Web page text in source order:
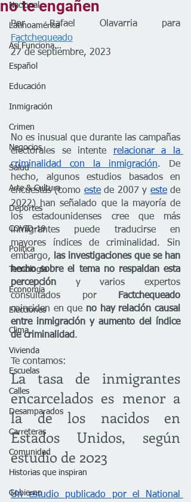
Nacional
Latinoamérica
Así Funciona...
Español
Educación
Inmigración
Crimen
Negocios
Salud
Arte & Cultura
Deportes
COVID-19
Política
Tecnología
Economía
Elecciones
Clima
Vivienda
Escuelas
Calles
Desamparados
Carreteras
Comunidad
Historias que inspiran
Gobierno
no te engañen
Factchequeado
27 de septiembre, 2023
No es inusual que durante las campañas
electorales se intente relacionar a la
criminalidad con la inmigración. De
hecho, algunos estudios basados en
encuestas (como este de 2007 y este de
2022) han señalado que la mayoría de
los estadounidenses cree que más
inmigrantes puede traducirse en
mayores índices de criminalidad. Sin
embargo,
las investigaciones que se han
hecho sobre el tema no respaldan esta
percepción y varios expertos
consultados por
Factchequeado
coinciden en que no hay relación causal
entre inmigración y aumento del índice
de criminalidad.
Te contamos:
La tasa de inmigrantes
encarcelados es menor a
la de los nacidos en
Estados Unidos, según
estudio de 2023
Un estudio publicado por el National